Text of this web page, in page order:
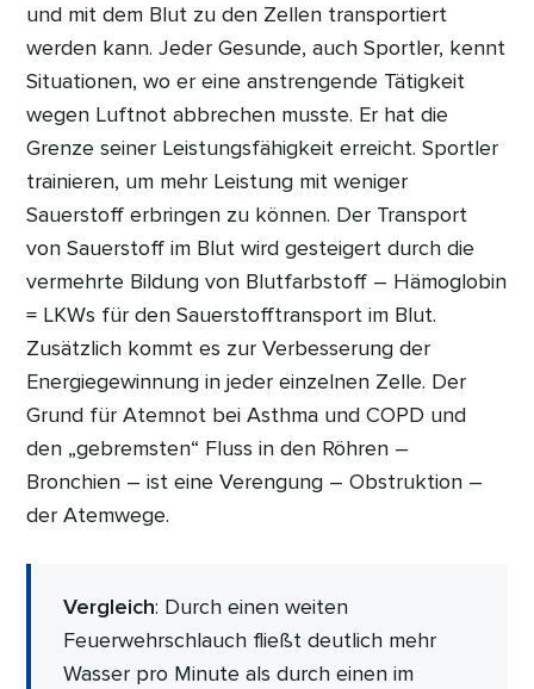
und mit dem Blut zu den Zellen transportiert
werden kann. Jeder Gesunde, auch Sportler, kennt
Situationen, wo er eine anstrengende Tätigkeit
wegen Luftnot abbrechen musste. Er hat die
Grenze seiner Leistungsfähigkeit erreicht. Sportler
trainieren, um mehr Leistung mit weniger
Sauerstoff erbringen zu können. Der Transport
von Sauerstoff im Blut wird gesteigert durch die
vermehrte Bildung von Blutfarbstoff – Hämoglobin
= LKWs für den Sauerstofftransport im Blut.
Zusätzlich kommt es zur Verbesserung der
Energiegewinnung in jeder einzelnen Zelle. Der
Grund für Atemnot bei Asthma und COPD und
den „gebremsten“ Fluss in den Röhren –
Bronchien – ist eine Verengung – Obstruktion –
der Atemwege.
Vergleich: Durch einen weiten
Feuerwehrschlauch fließt deutlich mehr
Wasser pro Minute als durch einen im